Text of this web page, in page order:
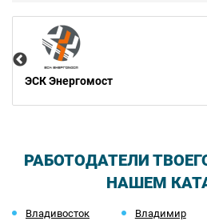
ЭСК Энергомост
РАБОТОДАТЕЛИ
НАШЕМ
Владивосток Владимир